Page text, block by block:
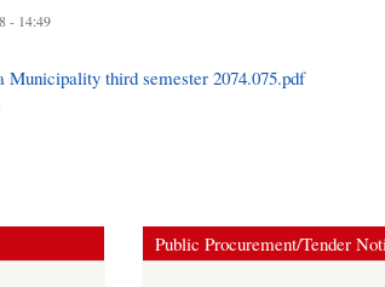
- 14:49
third semester 2074.075.pdf
Public Procurement/Tender